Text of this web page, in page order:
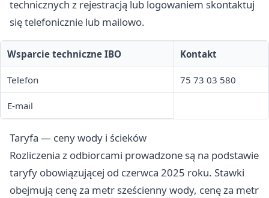
technicznych z rejestracją lub logowaniem skontaktuj
się telefonicznie lub mailowo.
Wsparcie techniczne IBO Kontakt
Telefon 75 73 03 580
E-mail
Taryfa — ceny wody i ścieków
Rozliczenia z odbiorcami prowadzone są na podstawie
taryfy obowiązującej od czerwca 2025 roku. Stawki
obejmują cenę za metr sześcienny wody, cenę za metr